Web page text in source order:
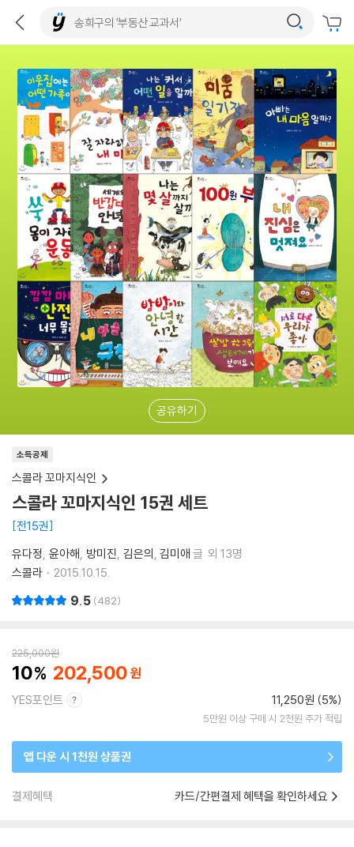
공유하기
소득공제
스콜라 꼬마지식인
스콜라 꼬마지식인 15권 세트
전15권
유다정 윤아해 방미진 김은의 김미애 글 외 13명
스콜라
2015.10.15.
9.5 482
225,000원
10 202,500
YES포인트 11,250원 (5%)
5만원 이상 구매 시 2천원 추가 적립
앱 다운 시 1천원 상품권
결제혜택 카드/간편결제 혜택을 확인하세요